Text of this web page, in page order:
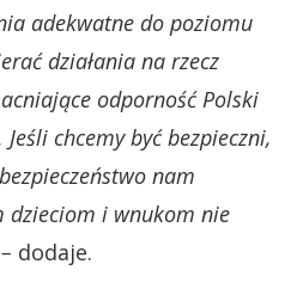
adekwatne do poziomu
działania na rzecz
odporność Polski
chcemy być bezpieczni,
nam
dzieciom i wnukom nie
dodaje.